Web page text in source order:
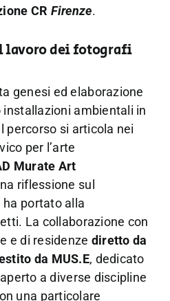
CR Firenze.
lavoro dei fotografi
genesi ed elaborazione
ambientali in
percorso si articola nei
per l’arte
Murate Art
riflessione sul
portato alla
La collaborazione con
e di residenze diretto da
da MUS.E, dedicato
a diverse discipline
una particolare